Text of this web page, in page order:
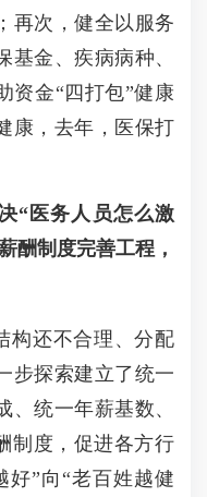
再次，健全以服务
金、疾病病种、
资金“四打包”健康
康，去年，医保打
“医务人员怎么激
酬制度完善工程，
构还不合理、分配
步探索建立了统一
统一年薪基数、
制度，促进各方行
好”向 “老百姓越健